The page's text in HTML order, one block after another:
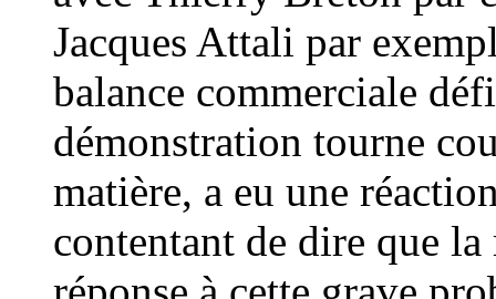
Jacques Attali par
balance commerciale
démonstration tourne
matière, a eu une
contentant de dire que